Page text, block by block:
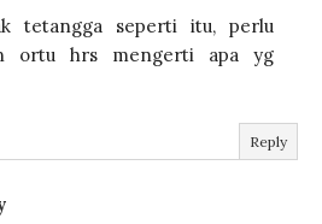
tetangga seperti itu, perlu
ortu hrs mengerti apa yg
Reply